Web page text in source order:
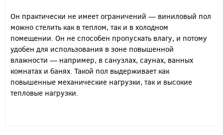
Он практически не имеет ограничений — виниловый пол
можно стелить как в теплом, так и в холодном
помещении. Он не способен пропускать влагу, и потому
удобен для использования в зоне повышенной
влажности — например, в санузлах, саунах, ванных
комнатах и банях. Такой пол выдерживает как
повышенные механические нагрузки, так и высокие
тепловые нагрузки.